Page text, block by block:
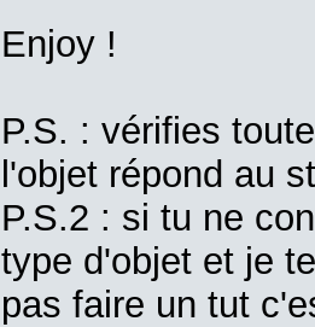
Enjoy !
P.S. : vérifies
l'objet répond au
P.S.2 : si tu ne
type d'objet et je
pas faire un tut